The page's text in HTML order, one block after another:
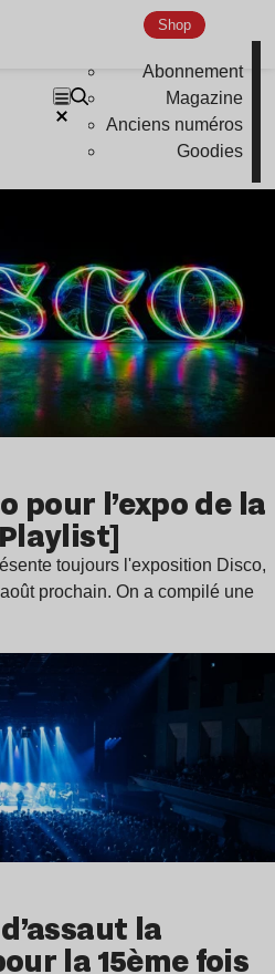
Shop
Abonnement
Magazine
Anciens numéros
Goodies
pour l’expo de la
toujours l'exposition Disco,
prochain. On a compilé une
la
la 15ème fois